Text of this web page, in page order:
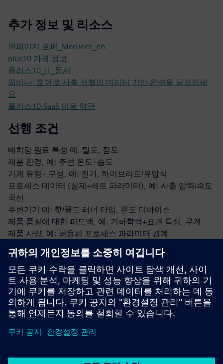
추가 정보 및 리소스
원페이지 호퍼_MedTech_en
plus10 가격 정보
플러스10_IT_문서
웨비나: 호퍼로 사출 성형의 데이터 기반 완벽을 달성하세
요
플러스10-SaaS 이용 약관
선행 조건
배치당 원료 특성 예. 밀도, 점도
제품 환경, 예: 주변 온도+습도
기계 유형+ 구성, 예: 전기, 하이브리드/유압식
프로세스 데이터 (실제+세트 파라미터), 예: 사출 압력/속도
곡선
주변기기 예: 핫/콜드 러너 타입, 온도 디바이스
제품 품질에 대한 피드백, 예: 기하학적+표면 특징, 무게
제품 사양, 예: 허용된 프로세스 파라미터 경계
연결성: HTTPS를 통해 클라우드 백엔드로 암호화된 아웃바
운드 트래픽
Siemens 인더스트리얼 엣지 디바이스, 기계 네트워크에
plus10 앱 설치해요